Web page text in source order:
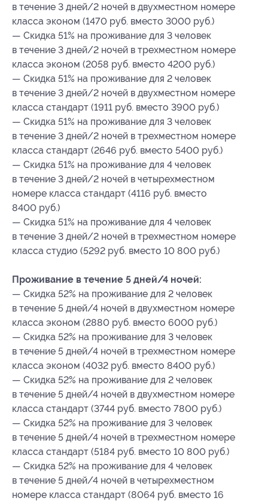
в течение 3 дней/2 ночей в двухместном номере
класса эконом (1470 руб. вместо 3000 руб.)
— Скидка 51% на проживание для 3 человек
в течение 3 дней/2 ночей в трехместном номере
класса эконом (2058 руб. вместо 4200 руб.)
— Скидка 51% на проживание для 2 человек
в течение 3 дней/2 ночей в двухместном номере
класса стандарт (1911 руб. вместо 3900 руб.)
— Скидка 51% на проживание для 3 человек
в течение 3 дней/2 ночей в трехместном номере
класса стандарт (2646 руб. вместо 5400 руб.)
— Скидка 51% на проживание для 4 человек
в течение 3 дней/2 ночей в четырехместном
номере класса стандарт (4116 руб. вместо
8400 руб.)
— Скидка 51% на проживание для 4 человек
в течение 3 дней/2 ночей в трехместном номере
класса студио (5292 руб. вместо 10 800 руб.)
Проживание в течение 5 дней/4 ночей:
— Скидка 52% на проживание для 2 человек
в течение 5 дней/4 ночей в двухместном номере
класса эконом (2880 руб. вместо 6000 руб.)
— Скидка 52% на проживание для 3 человек
в течение 5 дней/4 ночей в трехместном номере
класса эконом (4032 руб. вместо 8400 руб.)
— Скидка 52% на проживание для 2 человек
в течение 5 дней/4 ночей в двухместном номере
класса стандарт (3744 руб. вместо 7800 руб.)
— Скидка 52% на проживание для 3 человек
в течение 5 дней/4 ночей в трехместном номере
класса стандарт (5184 руб. вместо 10 800 руб.)
— Скидка 52% на проживание для 4 человек
в течение 5 дней/4 ночей в четырехместном
номере класса стандарт (8064 руб. вместо 16